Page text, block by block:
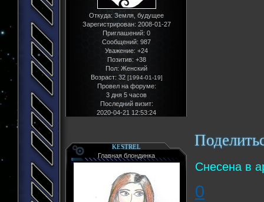
Откуда: Земля, будущее
Зарегистрирован: 2008-01-27
Приглашений: 0
Сообщений: 987
Уважение: +24
Позитив: +38
Пол: Женский
Возраст: 32 [1994-01-19]
Провел на форуме:
3 дня 5 часов
Последний визит:
2020-04-21 12:53:24
KESTREL
Главная блондинка
Снесена в
0